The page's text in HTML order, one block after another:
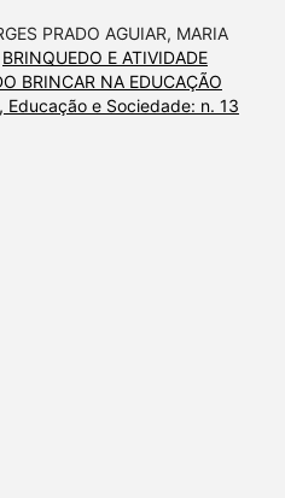
PRADO AGUIAR, MARIA
BRINQUEDO E ATIVIDADE
BRINCAR NA EDUCAÇÃO
Educação e Sociedade: n. 13